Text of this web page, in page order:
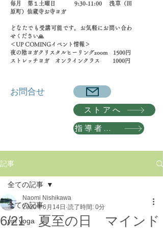
毎月 第１土曜日 9:30-11:00 浅草（田
原町）仙蔵寺お寺ヨガ
どなたでも受講可能です。お気軽にお問い合わ
せください🙏
＜UP COMINGイベント情報＞
夜の陰ヨガクリスタルヒーリングzoom 1500円
​ストレッチヨガ オンラインクラス 1000円
​お問合せ
ストアへ
指導者養成講座 詳細へ
記事
全ての記事
yin yoga
全ての記事
6/21 夏至の日 マインド
Naomi Nishikawa
2020年6月14日 読了時間: 0分